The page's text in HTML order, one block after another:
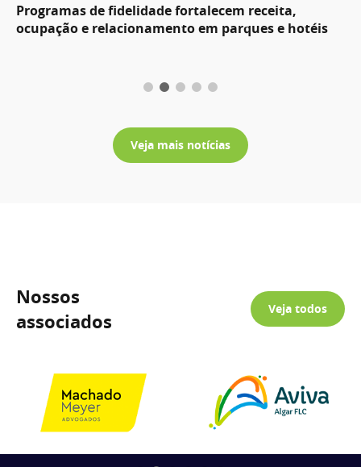
Programas de fidelidade fortalecem receita,
ocupação e relacionamento em parques e hotéis
Veja mais notícias
Nossos
associados
Veja todos